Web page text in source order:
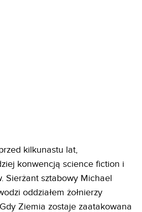
kilkunastu lat,
konwencją science fiction i
Sierżant sztabowy Michael
oddziałem żołnierzy
Ziemia zostaje zaatakowana